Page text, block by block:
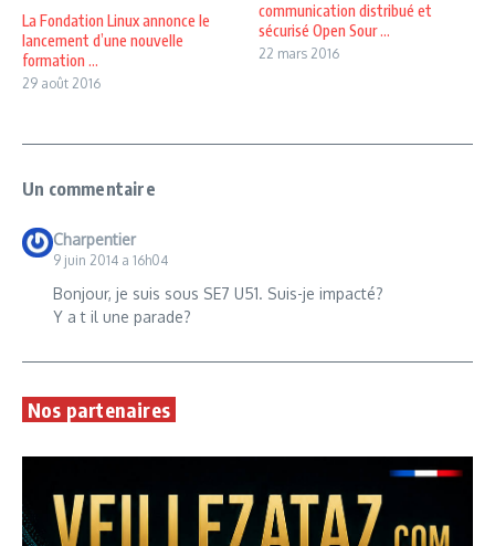
La Fondation Linux annonce le
lancement d’une nouvelle
formation ...
29 août 2016
communication distribué et
sécurisé Open Sour ...
22 mars 2016
Un commentaire
Charpentier
9 juin 2014 a 16h04
Bonjour, je suis sous SE7 U51. Suis-je impacté?
Y a t il une parade?
Nos partenaires